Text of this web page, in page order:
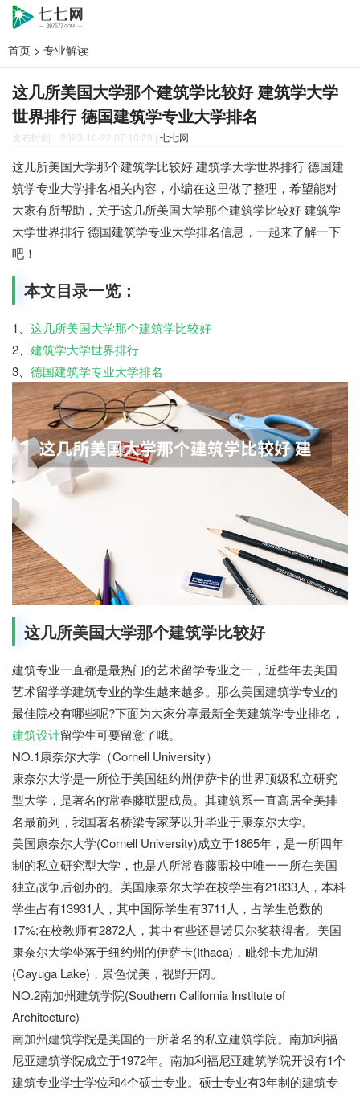
首页 > 专业解读
这几所美国大学那个建筑学比较好 建筑学大学
世界排行 德国建筑学专业大学排名
发布时间：2023-10-22 07:10:29 | 七七网
这几所美国大学那个建筑学比较好 建筑学大学世界排行 德国建
筑学专业大学排名相关内容，小编在这里做了整理，希望能对
大家有所帮助，关于这几所美国大学那个建筑学比较好 建筑学
大学世界排行 德国建筑学专业大学排名信息，一起来了解一下
吧！
本文目录一览：
1、 这几所美国大学那个建筑学比较好
2、 建筑学大学世界排行
3、 德国建筑学专业大学排名
这几所美国大学那个建筑学比较好
建筑专业一直都是最热门的艺术留学专业之一，近些年去美国
艺术留学学建筑专业的学生越来越多。那么美国建筑学专业的
最佳院校有哪些呢?下面为大家分享最新全美建筑学专业排名，
建筑设计留学生可要留意了哦。
NO.1康奈尔大学（Cornell University）
康奈尔大学是一所位于美国纽约州伊萨卡的世界顶级私立研究
型大学，是著名的常春藤联盟成员。其建筑系一直高居全美排
名最前列，我国著名桥梁专家茅以升毕业于康奈尔大学。
美国康奈尔大学(Cornell University)成立于1865年，是一所四年
制的私立研究型大学，也是八所常春藤盟校中唯一一所在美国
独立战争后创办的。美国康奈尔大学在校学生有21833人，本科
学生占有13931人，其中国际学生有3711人，占学生总数的
17%;在校教师有2872人，其中有些还是诺贝尔奖获得者。美国
康奈尔大学坐落于纽约州的伊萨卡(Ithaca)，毗邻卡尤加湖
(Cayuga Lake)，景色优美，视野开阔。
NO.2南加州建筑学院(Southern California Institute of
Architecture)
南加州建筑学院是美国的一所著名的私立建筑学院。南加利福
尼亚建筑学院成立于1972年。南加利福尼亚建筑学院开设有1个
建筑专业学士学位和4个硕士专业。硕士专业有3年制的建筑专